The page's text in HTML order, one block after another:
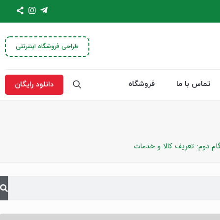
طراحی فروشگاه اینترنتی
تماس با ما فروشگاه دانلود رایگان
دوم: تعریف کالا و خدمات